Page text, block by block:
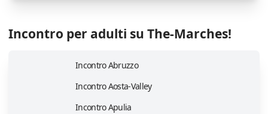
Incontro per adulti su The-Marches!
Incontro Abruzzo
Incontro Aosta-Valley
Incontro Apulia